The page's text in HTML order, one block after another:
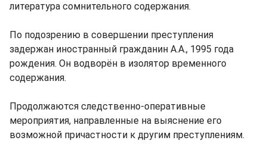
литература сомнительного содержания.
По подозрению в совершении преступления
задержан иностранный гражданин А.А., 1995 года
рождения. Он водворён в изолятор временного
содержания.
Продолжаются следственно-оперативные
мероприятия, направленные на выяснение его
возможной причастности к другим преступлениям.